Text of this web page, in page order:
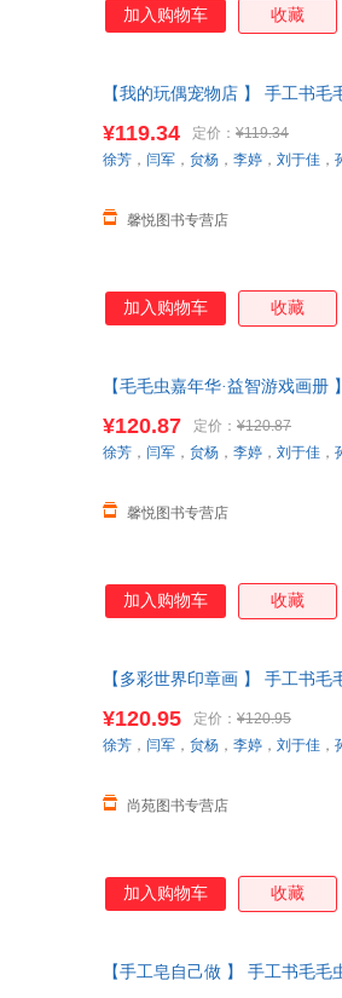
加入购物车 收藏
【我的玩偶宠物店 】 手工书
当当客服
¥119.34 定价： ¥119.34
馨悦图书专营店
徐芳 ， 闫军 ， 贠杨 ， 李婷 ， 刘于佳 ，
加入购物车 收藏
【毛毛虫嘉年华·益智游戏画
在线当当客服
¥120.87 定价： ¥120.87
馨悦图书专营店
徐芳 ， 闫军 ， 贠杨 ， 李婷 ， 刘于佳 ，
加入购物车 收藏
【多彩世界印章画 】 手工书
货【让您无忧购物】
¥120.95 定价： ¥120.95
尚苑图书专营店
徐芳 ， 闫军 ， 贠杨 ， 李婷 ， 刘于佳 ，
加入购物车 收藏
【手工皂自己做 】 手工书毛